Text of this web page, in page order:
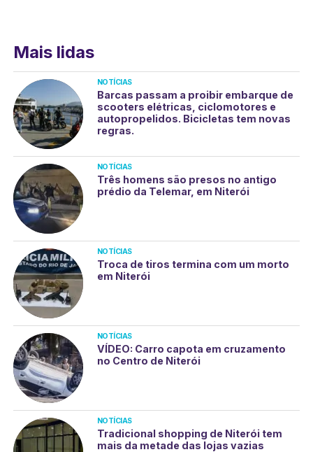
Mais lidas
NOTÍCIAS
Barcas passam a proibir embarque de
scooters elétricas, ciclomotores e
autopropelidos. Bicicletas tem novas
regras.
NOTÍCIAS
Três homens são presos no antigo
prédio da Telemar, em Niterói
NOTÍCIAS
Troca de tiros termina com um morto
em Niterói
NOTÍCIAS
VÍDEO: Carro capota em cruzamento
no Centro de Niterói
NOTÍCIAS
Tradicional shopping de Niterói tem
mais da metade das lojas vazias